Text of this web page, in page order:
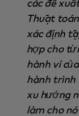
các đề
Thuật
xác định
hợp cho
hành vi
hành trình
xu hướng
làm cho